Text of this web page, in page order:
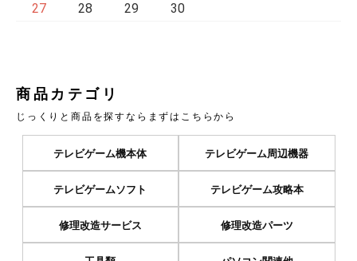
27
28 29 30
商品カテゴリ
じっくりと商品を探すならまずはこちらから
テレビゲーム機本体 テレビゲーム周辺機器
テレビゲームソフト テレビゲーム攻略本
修理改造サービス 修理改造パーツ